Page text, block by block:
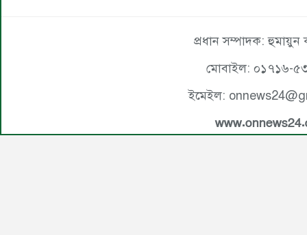
প্রধান সম্পাদক: হুমায়ুন
মোবাইল: ০১৭১৬-
ইমেইল: